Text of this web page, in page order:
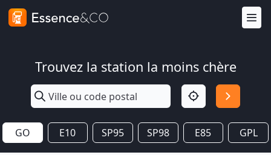
Trouvez la station la moins chère
GO E10 SP95 SP98 E85 GPL